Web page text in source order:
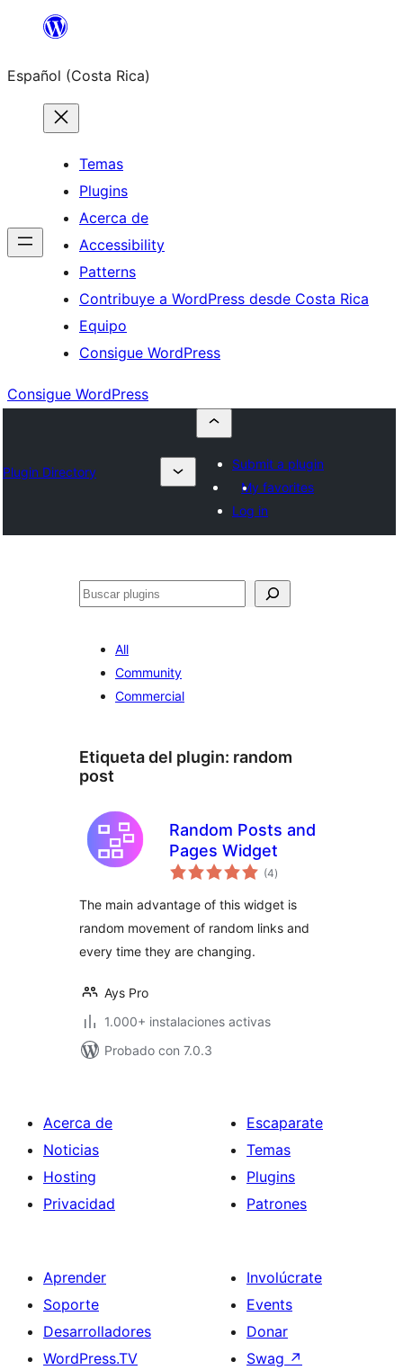
Saltar
contenido
Español (Costa Rica)
Temas
Plugins
Acerca de
Accessibility
Patterns
Contribuye a WordPress desde Costa Rica
Equipo
Consigue WordPress
Consigue WordPress
Plugin Directory
Submit a plugin
My favorites
Log in
Buscar
All
Community
Commercial
Etiqueta del plugin: random
post
Random Posts and
Pages Widget
(4total
de
)
The main advantage of this widget is
random movement of random links and
every time they are changing.
Ays Pro
1.000+ instalaciones activas
Probado con 7.0.3
Acerca de
Noticias
Hosting
Privacidad
Escaparate
Temas
Plugins
Patrones
Aprender
Soporte
Desarrolladores
WordPress.TV
Involúcrate
Events
Donar
Swag ↗